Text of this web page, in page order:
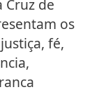
de
os
fé,